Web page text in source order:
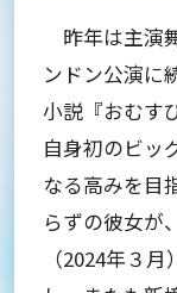
昨年は主演
ンドン公演に
小説『おむす
自身初のビッ
なる高みを目
らずの彼女が
（2024年３